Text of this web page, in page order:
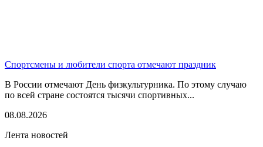
Спортсмены и любители спорта отмечают праздник
В России отмечают День физкультурника. По этому случаю
по всей стране состоятся тысячи спортивных...
08.08.2026
Лента новостей